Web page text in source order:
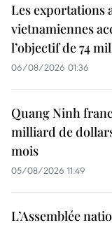
Les exportations
vietnamiennes
l’objectif de 74
06/08/2026 01:36
Quang Ninh
milliard de
mois
05/08/2026 11:49
L’Assemblée